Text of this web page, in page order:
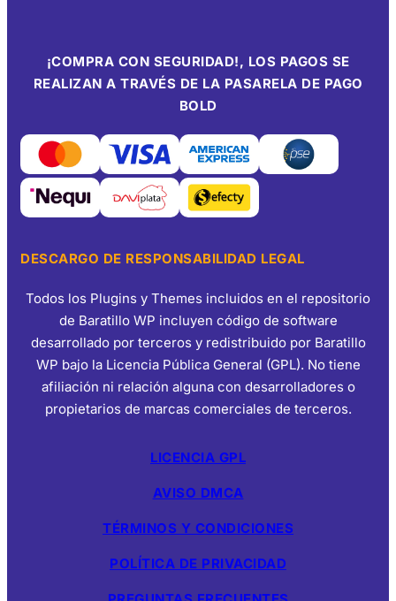
¡COMPRA CON SEGURIDAD!, LOS PAGOS SE
REALIZAN A TRAVÉS DE LA PASARELA DE PAGO
BOLD
DESCARGO DE RESPONSABILIDAD LEGAL
Todos los Plugins y Themes incluidos en el repositorio
de Baratillo WP incluyen código de software
desarrollado por terceros y redistribuido por Baratillo
WP bajo la Licencia Pública General (GPL). No tiene
afiliación ni relación alguna con desarrolladores o
propietarios de marcas comerciales de terceros.
LICENCIA GPL
AVISO DMCA
TÉRMINOS Y CONDICIONES
POLÍTICA DE PRIVACIDAD